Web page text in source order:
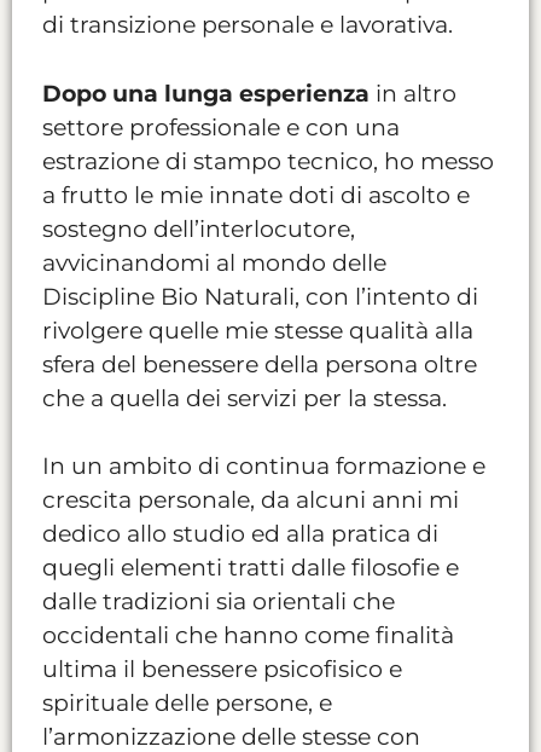
di transizione personale e lavorativa.
Dopo una lunga esperienza in altro
settore professionale e con una
estrazione di stampo tecnico, ho messo
a frutto le mie innate doti di ascolto e
sostegno dell’interlocutore,
avvicinandomi al mondo delle
Discipline Bio Naturali, con l’intento di
rivolgere quelle mie stesse qualità alla
sfera del benessere della persona oltre
che a quella dei servizi per la stessa.
In un ambito di continua formazione e
crescita personale, da alcuni anni mi
dedico allo studio ed alla pratica di
quegli elementi tratti dalle filosofie e
dalle tradizioni sia orientali che
occidentali che hanno come finalità
ultima il benessere psicofisico e
spirituale delle persone, e
l’armonizzazione delle stesse con